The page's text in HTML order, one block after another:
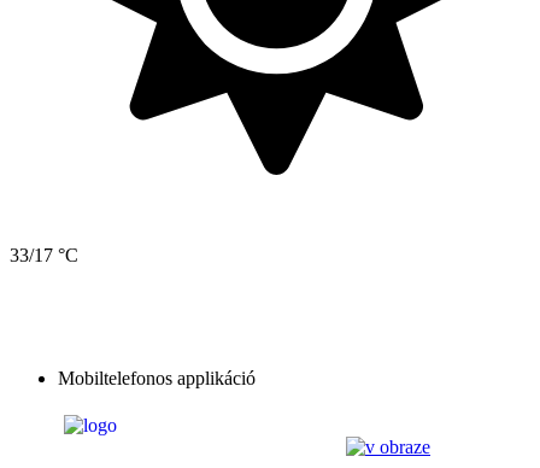
33/17 °C
Mobiltelefonos applikáció